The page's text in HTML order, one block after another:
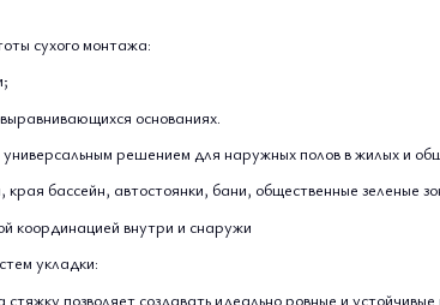
сухого монтажа:
основаниях.
решением для наружных полов в жилых и
бассейн, автостоянки, бани, общественные зеленые
координацией внутри и снаружи
укладки:
позволяет создавать идеально ровные и